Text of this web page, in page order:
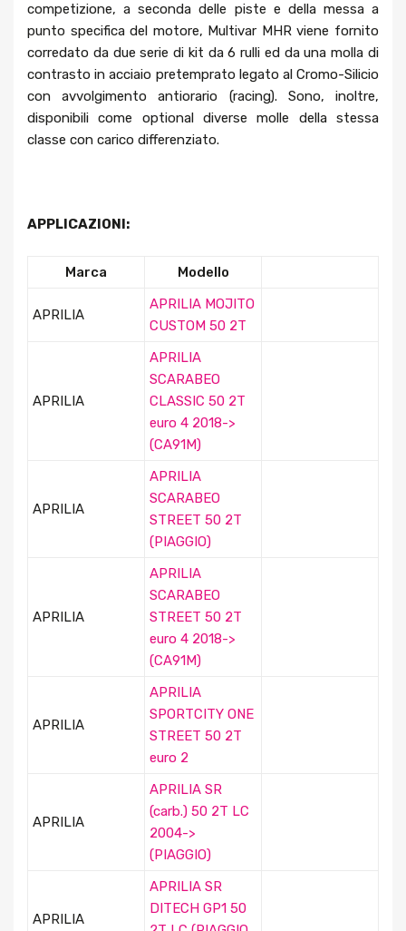
competizione, a seconda delle piste e della messa a
punto specifica del motore, Multivar MHR viene fornito
corredato da due serie di kit da 6 rulli ed da una molla di
contrasto in acciaio pretemprato legato al Cromo-Silicio
con avvolgimento antiorario (racing). Sono, inoltre,
disponibili come optional diverse molle della stessa
classe con carico differenziato.
APPLICAZIONI:
Marca Modello
APRILIA
APRILIA MOJITO
CUSTOM 50 2T
APRILIA
APRILIA
SCARABEO
CLASSIC 50 2T
euro 4 2018->
(CA91M)
APRILIA
APRILIA
SCARABEO
STREET 50 2T
(PIAGGIO)
APRILIA
APRILIA
SCARABEO
STREET 50 2T
euro 4 2018->
(CA91M)
APRILIA
APRILIA
SPORTCITY ONE
STREET 50 2T
euro 2
APRILIA
APRILIA SR
(carb.) 50 2T LC
2004->
(PIAGGIO)
APRILIA
APRILIA SR
DITECH GP1 50